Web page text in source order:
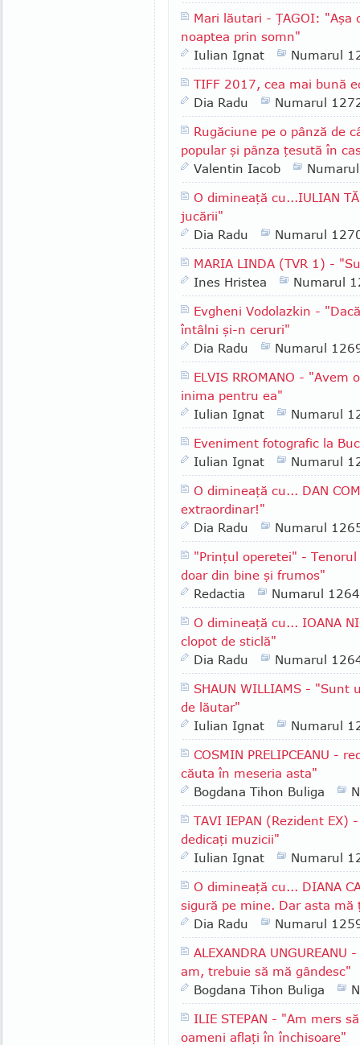
Mari lăutari - ŢAGOI: "Aşa
noaptea prin somn"
Iulian Ignat
Numarul
TIFF 2017, cea mai bună
Dia Radu
Numarul
Rugăciune pe o pânză de
popular şi pânza ţesută în
Valentin Iacob
O dimineaţă cu...IULIAN
jucării"
Dia Radu
Numarul
MARIA LINDA (TVR 1) -
Ines Hristea
Numarul
Evgheni Vodolazkin -
întâlni şi-n ceruri"
Dia Radu
Numarul
ELVIS RROMANO -
inima pentru ea"
Iulian Ignat
Numarul
Eveniment fotografic la
Iulian Ignat
Numarul
O dimineaţă cu... DAN
extraordinar!"
Dia Radu
Numarul
"Prinţul operetei" - Tenorul
doar din bine şi frumos"
Redactia
Numarul 1264
O dimineaţă cu... IOANA
clopot de sticlă"
Dia Radu
Numarul
SHAUN WILLIAMS -
de lăutar"
Iulian Ignat
Numarul
COSMIN PRELIPCEANU -
căuta în meseria asta"
Bogdana Tihon Buliga
TAVI IEPAN (Rezident
dedicaţi muzicii"
Iulian Ignat
Numarul
O dimineaţă cu... DIANA
sigură pe mine. Dar asta mă
Dia Radu
Numarul
ALEXANDRA
am, trebuie să mă gândesc"
Bogdana Tihon Buliga
ILIE STEPAN - "Am mers
oameni aflaţi în închisoare"